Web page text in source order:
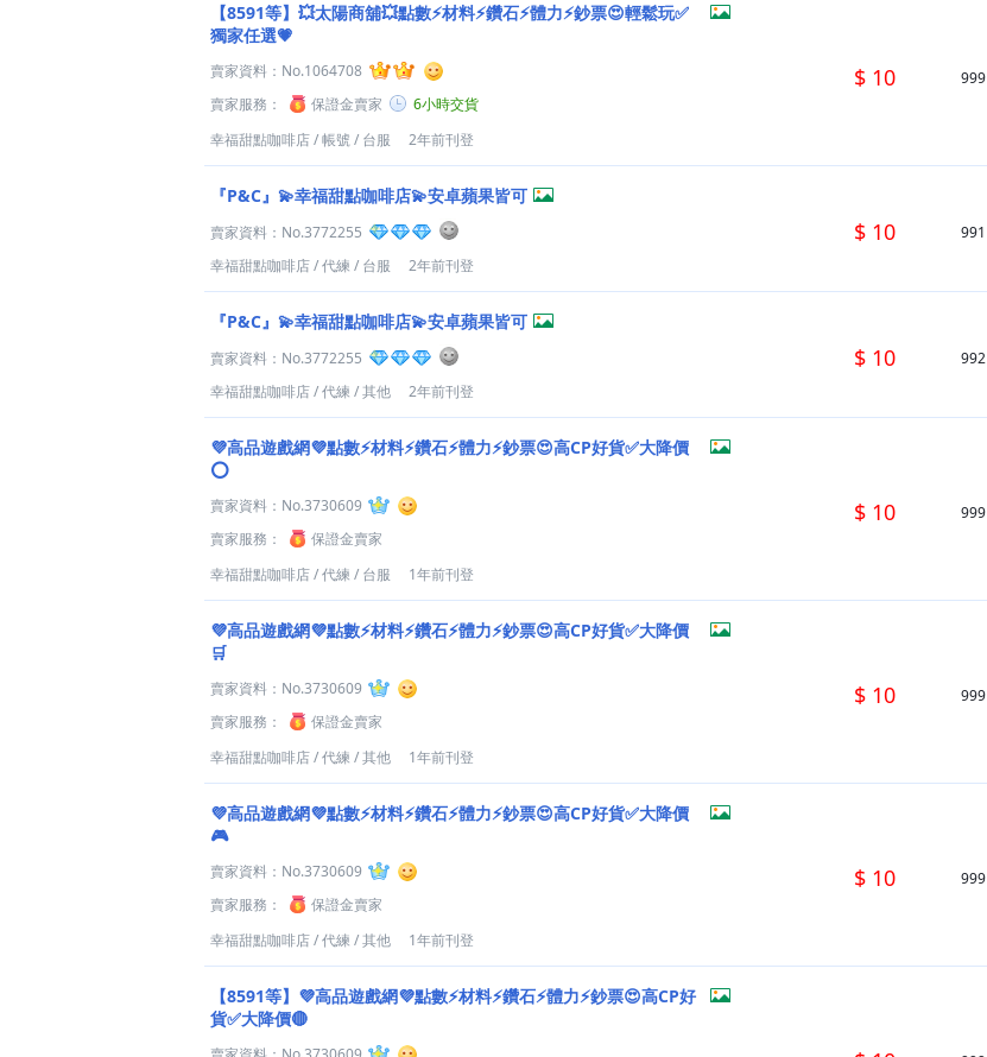
【8591等】💥太陽商舖💥點數⚡材料⚡鑽石⚡體力⚡鈔票😍輕鬆玩✅
獨家任選💗
賣家資料： No.1064708
賣家服務：
保證金賣家
6小時交貨
幸福甜點咖啡店/帳號/ 台服 2年前刊登
$ 10 999
『P&C』💫幸福甜點咖啡店💫安卓蘋果皆可
賣家資料： No.3772255
幸福甜點咖啡店/代練 / 台服 2年前刊登
$ 10 991
『P&C』💫幸福甜點咖啡店💫安卓蘋果皆可
賣家資料： No.3772255
幸福甜點咖啡店/代練 /其他 2年前刊登
$ 10 992
💜高品遊戲網💜點數⚡材料⚡鑽石⚡體力⚡鈔票😍高CP好貨✅大降價
⭕
賣家資料： No.3730609
賣家服務：
保證金賣家
幸福甜點咖啡店/代練 / 台服 1年前刊登
$ 10 999
💜高品遊戲網💜點數⚡材料⚡鑽石⚡體力⚡鈔票😍高CP好貨✅大降價
🛒
賣家資料： No.3730609
賣家服務：
保證金賣家
幸福甜點咖啡店/代練 /其他 1年前刊登
$ 10 999
💜高品遊戲網💜點數⚡材料⚡鑽石⚡體力⚡鈔票😍高CP好貨✅大降價
🎮
賣家資料： No.3730609
賣家服務：
保證金賣家
幸福甜點咖啡店/代練 /其他 1年前刊登
$ 10 999
【8591等】💜高品遊戲網💜點數⚡材料⚡鑽石⚡體力⚡鈔票😍高CP好
貨✅大降價🔴